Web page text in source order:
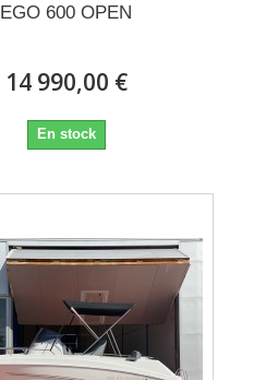
EGO 600 OPEN
14 990,00 €
En stock